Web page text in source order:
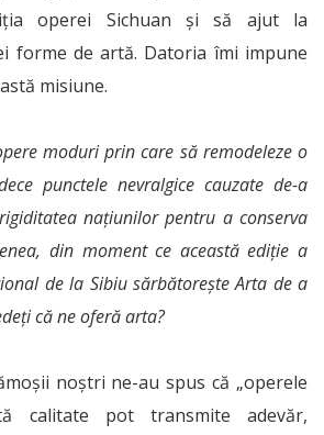
operei Sichuan și să ajut la
forme de artă. Datoria îmi impune
misiune.
moduri prin care să remodeleze o
punctele nevralgice cauzate de-a
națiunilor pentru a conserva
din moment ce această ediție a
de la Sibiu sărbătorește Arta de a
că ne oferă arta?
noștri ne-au spus că „operele
calitate pot transmite adevăr,